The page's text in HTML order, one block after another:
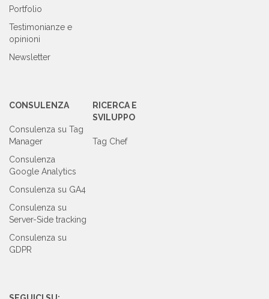
Portfolio
Testimonianze e
opinioni
Newsletter
CONSULENZA
Consulenza su Tag
Manager
Consulenza
Google Analytics
Consulenza su GA4
Consulenza su
Server-Side tracking
Consulenza su
GDPR
RICERCA E
SVILUPPO
Tag Chef